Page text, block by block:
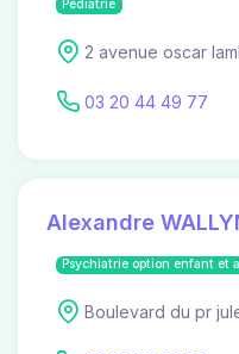
Pédiatrie
2 avenue oscar
03 20 44 49 77
Alexandre
Psychiatrie option enfant et
Boulevard du pr